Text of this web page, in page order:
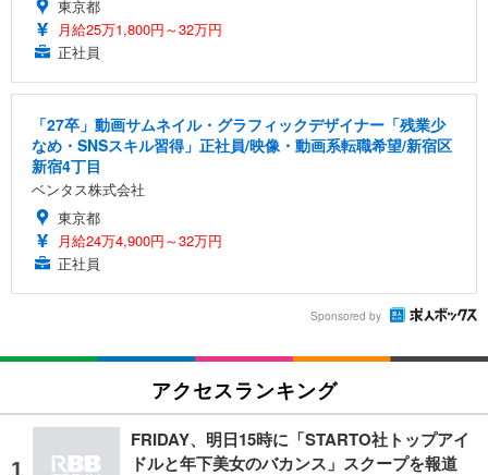
東京都
月給25万1,800円～32万円
正社員
「27卒」動画サムネイル・グラフィックデザイナー「残業少
なめ・SNSスキル習得」正社員/映像・動画系転職希望/新宿区
新宿4丁目
ベンタス株式会社
東京都
月給24万4,900円～32万円
正社員
Sponsored by
アクセスランキング
FRIDAY、明日15時に「STARTO社トップアイ
ドルと年下美女のバカンス」スクープを報道